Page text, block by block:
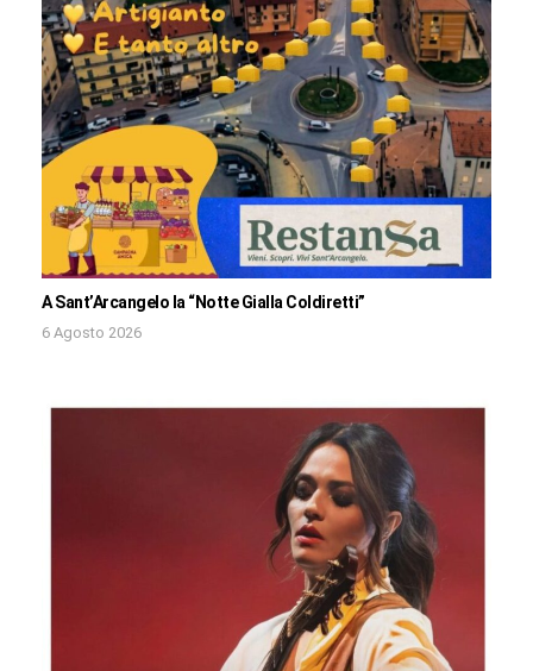
A Sant’Arcangelo la “Notte Gialla Coldiretti”
6 Agosto 2026